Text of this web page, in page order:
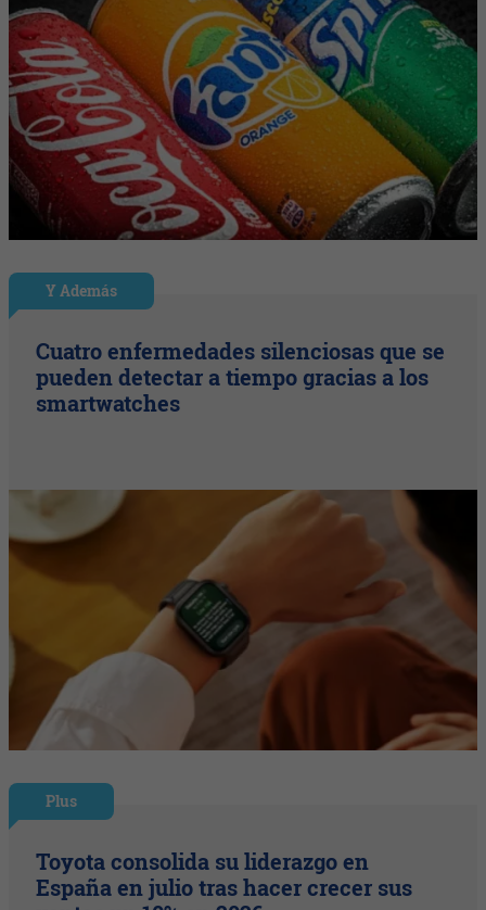
Y Además
Cuatro enfermedades silenciosas que se
pueden detectar a tiempo gracias a los
smartwatches
Plus
Toyota consolida su liderazgo en
España en julio tras hacer crecer sus